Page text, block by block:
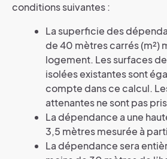
conditions suivantes :
La superficie des
de 40 mètres carrés (m²)
logement. Les surfaces
isolées existantes sont
compte dans ce calcul.
attenantes ne sont pas
La dépendance a une
3,5 mètres mesurée à
La dépendance sera